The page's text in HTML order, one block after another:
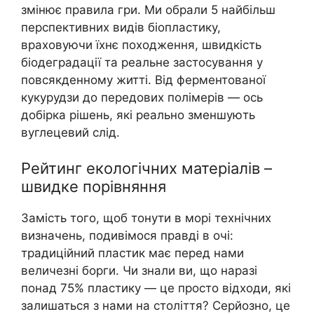
змінює правила гри. Ми обрали 5 найбільш
перспективних видів біопластику,
враховуючи їхнє походження, швидкість
біодеградації та реальне застосування у
повсякденному житті. Від ферментованої
кукурудзи до передових полімерів — ось
добірка рішень, які реально зменшують
вуглецевий слід.
Рейтинг екологічних матеріалів –
швидке порівняння
Замість того, щоб тонути в морі технічних
визначень, подивімося правді в очі:
традиційний пластик має перед нами
величезні борги. Чи знали ви, що наразі
понад 75% пластику — це просто відходи, які
залишаться з нами на століття? Серйозно, це